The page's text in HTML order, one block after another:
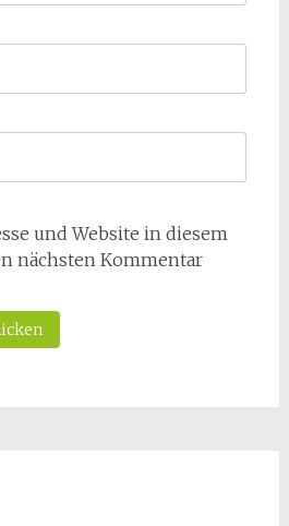
und Website in diesem
nächsten Kommentar